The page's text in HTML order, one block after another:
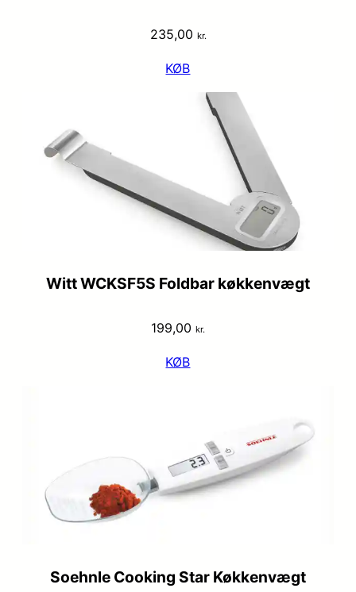
235,00 kr.
KØB
Witt WCKSF5S Foldbar køkkenvægt
199,00 kr.
KØB
Soehnle Cooking Star Køkkenvægt